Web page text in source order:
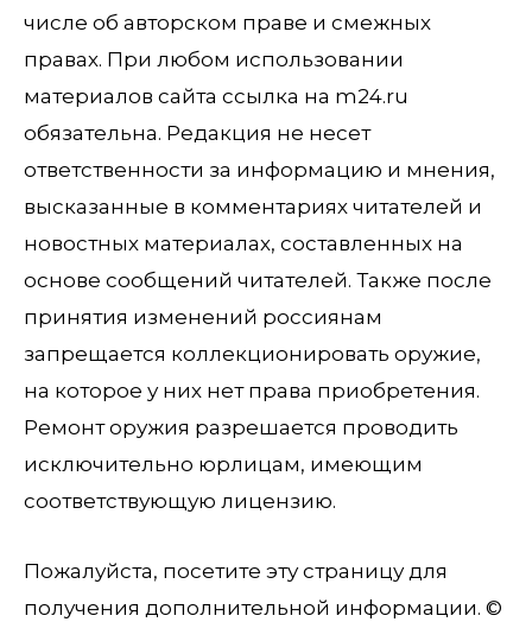
числе об авторском праве и смежных
правах. При любом использовании
материалов сайта ссылка на m24.ru
обязательна. Редакция не несет
ответственности за информацию и мнения,
высказанные в комментариях читателей и
новостных материалах, составленных на
основе сообщений читателей. Также после
принятия изменений россиянам
запрещается коллекционировать оружие,
на которое у них нет права приобретения.
Ремонт оружия разрешается проводить
исключительно юрлицам, имеющим
соответствующую лицензию.
Пожалуйста, посетите эту страницу для
получения дополнительной информации. ©